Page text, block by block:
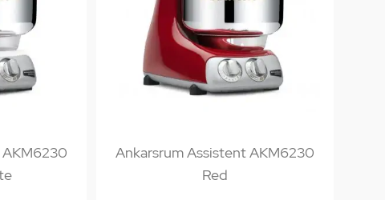
Ankarsrum Assistent AKM6230
Red